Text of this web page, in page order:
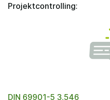
Projektcontrolling:
DIN 69901-5 3.546